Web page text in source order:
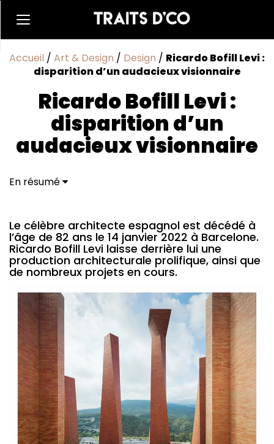
Accueil / Art & Design / Design / Ricardo Bofill Levi :
disparition d’un audacieux visionnaire
Ricardo Bofill Levi :
disparition d’un
audacieux visionnaire
En résumé
Le célèbre architecte espagnol est décédé à
l’âge de 82 ans le 14 janvier 2022 à Barcelone.
Ricardo Bofill Levi laisse derrière lui une
production architecturale prolifique, ainsi que
de nombreux projets en cours.